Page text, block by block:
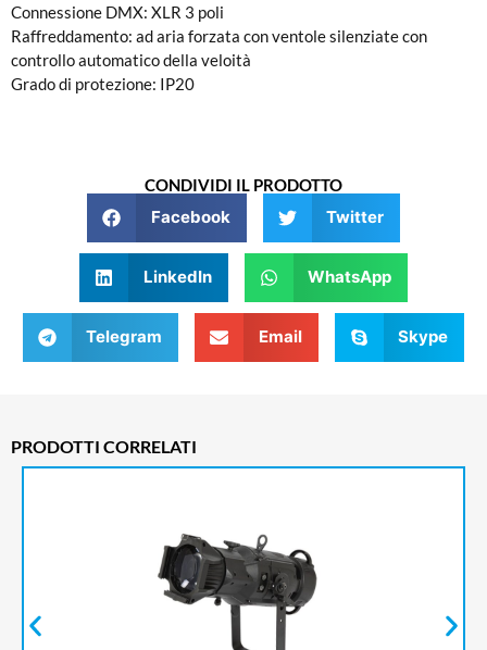
Connessione DMX: XLR 3 poli
Raffreddamento: ad aria forzata con ventole silenziate con
controllo automatico della veloità
Grado di protezione: IP20
CONDIVIDI IL PRODOTTO
Facebook Twitter
LinkedIn WhatsApp
Telegram Email Skype
PRODOTTI CORRELATI